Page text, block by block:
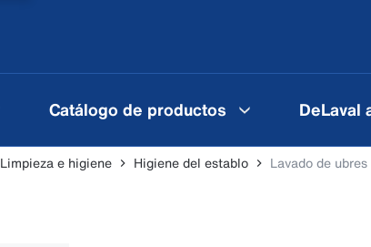
Catálogo de productos DeLaval
Limpieza e higiene Higiene del establo Lavado de ubres